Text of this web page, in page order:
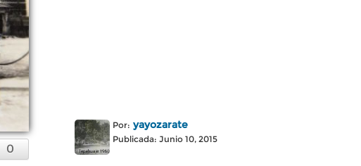
0
Por: yayozarate
Publicada: Junio 10, 2015